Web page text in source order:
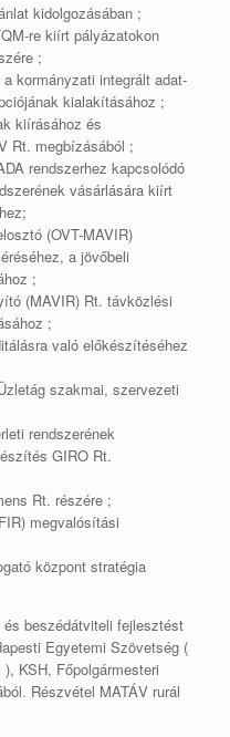
kidolgozásában ;
re kiírt pályázatokon
;
kormányzati integrált adat-
kialakításához ;
kiírásához és
Rt. megbízásából ;
rendszerhez kapcsolódó
vásárlására kiírt
(OVT-MAVIR)
a jövőbeli
;
(MAVIR) Rt. távközlési
;
való előkészítéséhez
szakmai, szervezeti
rendszerének
GIRO Rt.
Rt. részére ;
megvalósítási
központ stratégia
beszédátviteli fejlesztést
Egyetemi Szövetség (
KSH, Főpolgármesteri
Részvétel MATÁV rurál